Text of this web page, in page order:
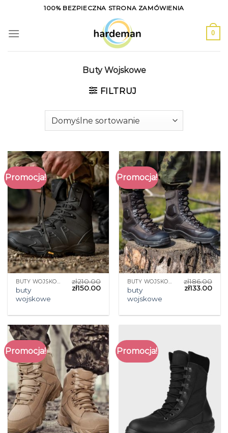
content
100% BEZPIECZNA STRONA ZAMÓWIENIA
0
Buty Wojskowe
FILTRUJ
Promocja!
buty
wojskowe
zł210.00
zł150.00
Promocja!
buty
wojskowe
zł186.00
zł133.00
Promocja! Promocja!